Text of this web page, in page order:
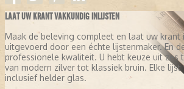
LAAT UW KRANT VAKKUNDIG INLIJSTEN
Maak de beleving compleet en laat uw krant
uitgevoerd door een échte lijstenmaker. En
professionele kwaliteit. U hebt keuze uit zes
van modern zilver tot klassiek bruin. Elke
inclusief helder glas.